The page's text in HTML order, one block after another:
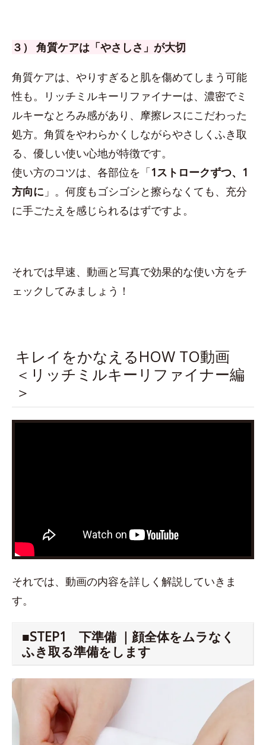
３） 角質ケアは「やさしさ」が大切
角質ケアは、やりすぎると肌を傷めてしまう可能
性も。リッチミルキーリファイナーは、濃密でミ
ルキーなとろみ感があり、摩擦レスにこだわった
処方。角質をやわらかくしながらやさしくふき取
る、優しい使い心地が特徴です。
使い方のコツは、各部位を「1ストロークずつ、1
方向に 」。何度もゴシゴシと擦らなくても、充分
に手ごたえを感じられるはずですよ。
それでは早速、動画と写真で効果的な使い方をチ
ェックしてみましょう！
キレイをかなえるHOW TO動画
＜リッチミルキーリファイナー編
＞
それでは、動画の内容を詳しく解説していきま
す。
■STEP1 下準備 ｜顔全体をムラなく
ふき取る準備をします